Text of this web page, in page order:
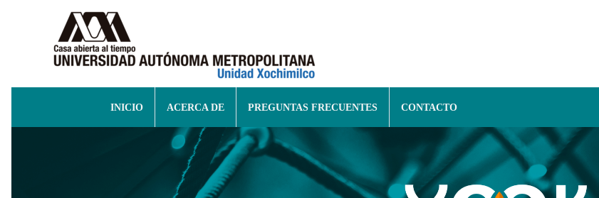
INICIO ACERCA DE PREGUNTAS FRECUENTES CONTACTO